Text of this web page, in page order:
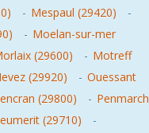
- Mespaul (29420)
-
- Moelan-sur-mer
(29600) - Motreff
(29920) - Ouessant
(29800) - Penmarch
(29710)
-